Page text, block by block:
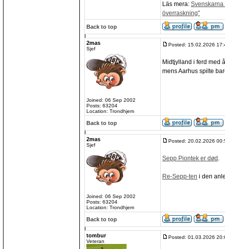
Läs mera: Svenskarna
överraskning"
Back to top
2mas
Sjef
Joined: 06 Sep 2002
Posts: 63204
Location: Trondhjem
Posted: 15.02.2026
Midtjylland i ferd med
mens Aarhus spilte
Back to top
2mas
Sjef
Joined: 06 Sep 2002
Posts: 63204
Location: Trondhjem
Posted: 20.02.2026
Sepp Piontek er død .
Re-Sepp-ten i den
Back to top
tombur
Veteran
Posted: 01.03.2026